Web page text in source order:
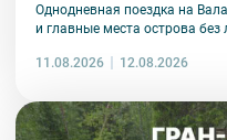
Однодневная поездка на
и главные места острова
11.08.2026 12.08.2026